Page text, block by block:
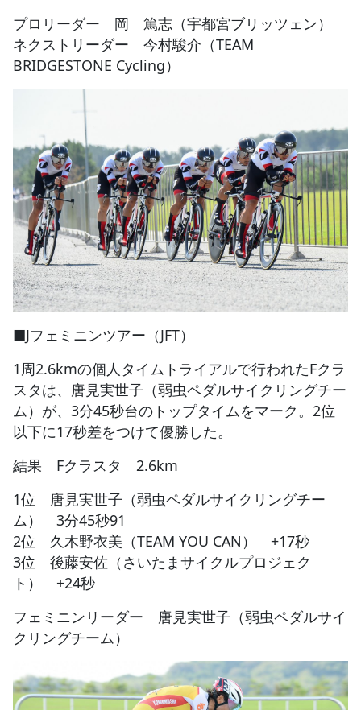
プロリーダー 岡 篤志（宇都宮ブリッツェン）
ネクストリーダー 今村駿介（TEAM
BRIDGESTONE Cycling）
■Jフェミニンツアー（JFT）
1周2.6kmの個人タイムトライアルで行われたFクラ
スタは、唐見実世子（弱虫ペダルサイクリングチー
ム）が、3分45秒台のトップタイムをマーク。2位
以下に17秒差をつけて優勝した。
結果 Fクラスタ 2.6km
1位 唐見実世子（弱虫ペダルサイクリングチー
ム） 3分45秒91
2位 久木野衣美（TEAM YOU CAN） +17秒
3位 後藤安佐（さいたまサイクルプロジェク
ト） +24秒
フェミニンリーダー 唐見実世子（弱虫ペダルサイ
クリングチーム）